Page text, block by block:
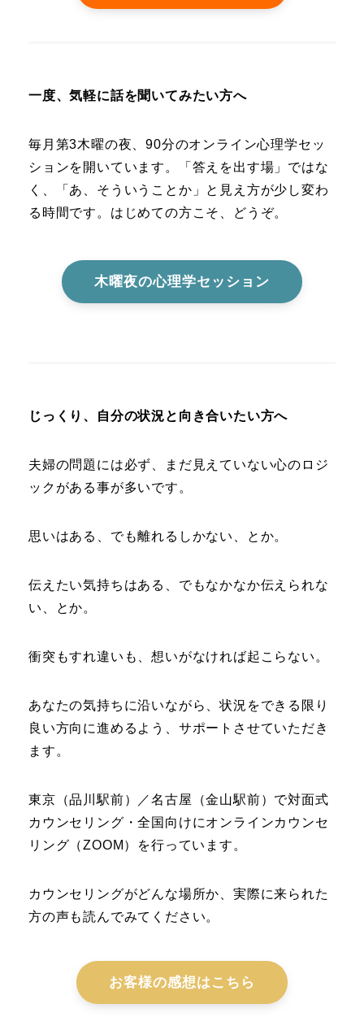
一度、気軽に話を聞いてみたい方へ
毎月第3木曜の夜、90分のオンライン心理学セッ
ションを開いています。「答えを出す場」ではな
く、「あ、そういうことか」と見え方が少し変わ
る時間です。はじめての方こそ、どうぞ。
木曜夜の心理学セッション
じっくり、自分の状況と向き合いたい方へ
夫婦の問題には必ず、まだ見えていない心のロジ
ックがある事が多いです。
思いはある、でも離れるしかない、とか。
伝えたい気持ちはある、でもなかなか伝えられな
い、とか。
衝突もすれ違いも、想いがなければ起こらない。
あなたの気持ちに沿いながら、状況をできる限り
良い方向に進めるよう、サポートさせていただき
ます。
東京（品川駅前）／名古屋（金山駅前）で対面式
カウンセリング・全国向けにオンラインカウンセ
リング（ZOOM）を行っています。
カウンセリングがどんな場所か、実際に来られた
方の声も読んでみてください。
お客様の感想はこちら